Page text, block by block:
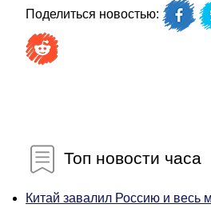
Поделиться новостью:
Топ новости часа
Китай завалил Россию и весь